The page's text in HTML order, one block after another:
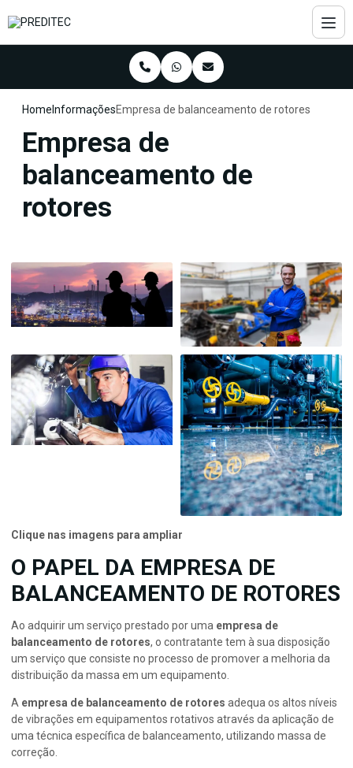
HomeInformaçõesEmpresa de balanceamento de rotores
Empresa de
balanceamento de
rotores
Clique nas imagens para ampliar
O PAPEL DA EMPRESA DE
BALANCEAMENTO DE ROTORES
Ao adquirir um serviço prestado por uma empresa de
balanceamento de rotores, o contratante tem à sua disposição
um serviço que consiste no processo de promover a melhoria da
distribuição da massa em um equipamento.
A empresa de balanceamento de rotores adequa os altos níveis
de vibrações em equipamentos rotativos através da aplicação de
uma técnica específica de balanceamento, utilizando massa de
correção.